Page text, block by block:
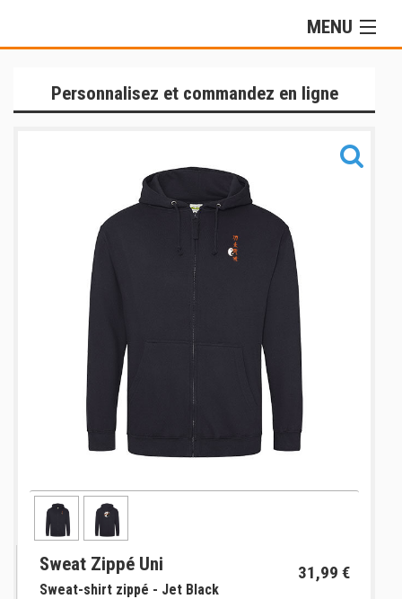
MENU
Gamme Lifestyle
Informations
Personnalisez et commandez en ligne
Sweat Zippé Uni 31,99 €
Sweat-shirt zippé - Jet Black